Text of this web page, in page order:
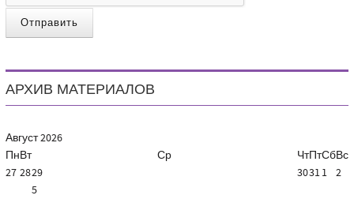
Отправить
АРХИВ МАТЕРИАЛОВ
Август2026
ПнВт Ср ЧтПтСбВс
27 2829 30311 2
5